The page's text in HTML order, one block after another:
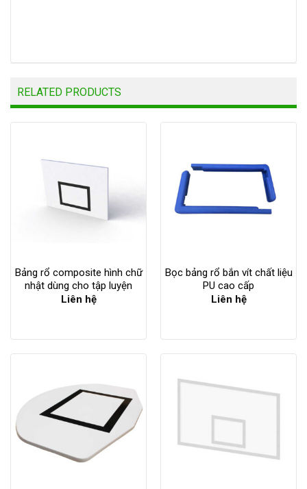
RELATED PRODUCTS
Bảng rổ composite hình chữ
nhật dùng cho tập luyện
Liên hệ
Bọc bảng rổ bắn vít chất liệu
PU cao cấp
Liên hệ